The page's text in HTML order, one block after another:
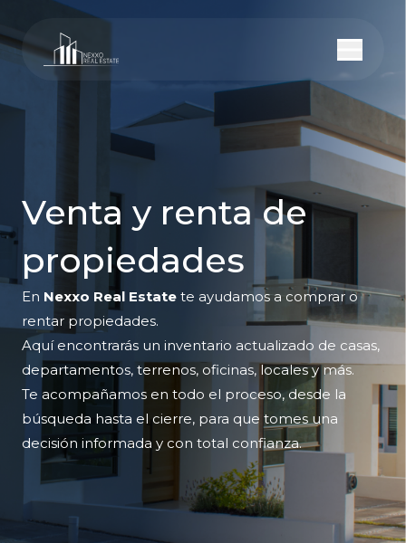
Venta y renta de
propiedades
En Nexxo Real Estate te ayudamos a comprar o
rentar propiedades.
Aquí encontrarás un inventario actualizado de casas,
departamentos, terrenos, oficinas, locales y más.
Te acompañamos en todo el proceso, desde la
búsqueda hasta el cierre, para que tomes una
decisión informada y con total confianza.